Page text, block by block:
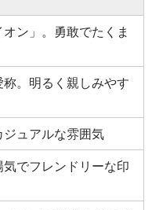
ン」。勇敢でたくま
。明るく親しみやす
ジュアルな雰囲気
気でフレンドリーな印